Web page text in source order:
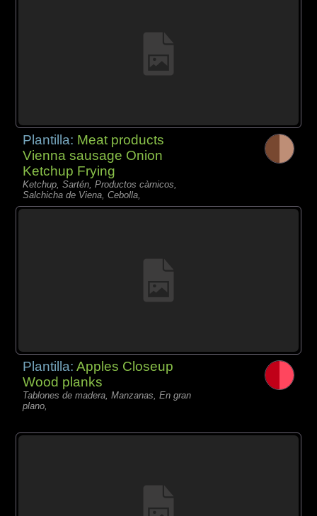
Plantilla: Meat products
Vienna sausage Onion
Ketchup Frying
Ketchup, Sartén, Productos càrnicos,
Salchicha de Viena, Cebolla,
Plantilla:Apples Closeup
Wood planks
Tablones de madera, Manzanas, En gran
plano,